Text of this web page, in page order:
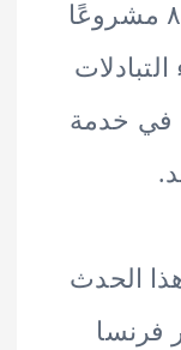
٨٠ مشروعًا